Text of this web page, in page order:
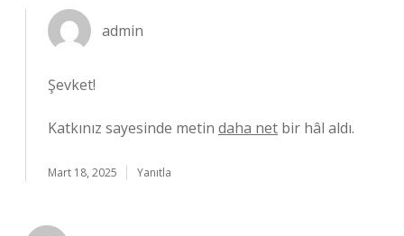
admin
Şevket!
Katkınız sayesinde metin daha net bir hâl aldı.
Mart 18, 2025 Yanıtla